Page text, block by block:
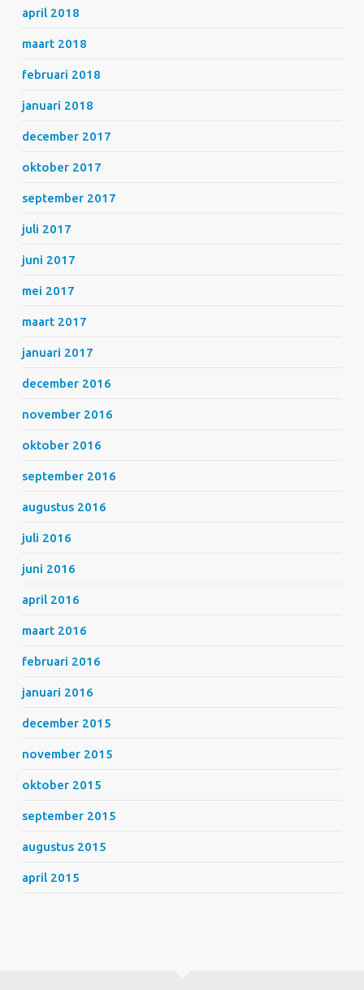
april 2018
maart 2018
februari 2018
januari 2018
december 2017
oktober 2017
september 2017
juli 2017
juni 2017
mei 2017
maart 2017
januari 2017
december 2016
november 2016
oktober 2016
september 2016
augustus 2016
juli 2016
juni 2016
april 2016
maart 2016
februari 2016
januari 2016
december 2015
november 2015
oktober 2015
september 2015
augustus 2015
april 2015